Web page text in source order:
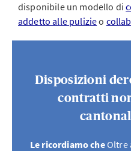
disponibile un modello di
addetto alle pulizieo
Disposizioni
contratti
Le ricordiamo cheOltre